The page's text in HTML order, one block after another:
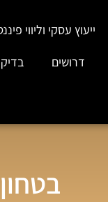
ייעוץ עסקי וליווי
דרושים